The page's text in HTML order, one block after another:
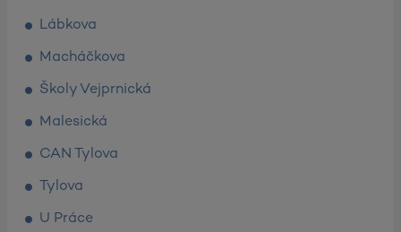
Lábkova
Macháčkova
Školy Vejprnická
Malesická
CAN Tylova
Tylova
U Práce